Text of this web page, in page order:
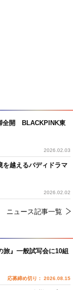
全開 BLACKPINK東
2026.02.03
越えるバディドラマ
2026.02.02
ニュース記事一覧
旅』一般試写会に10組
応募締め切り： 2026.08.15